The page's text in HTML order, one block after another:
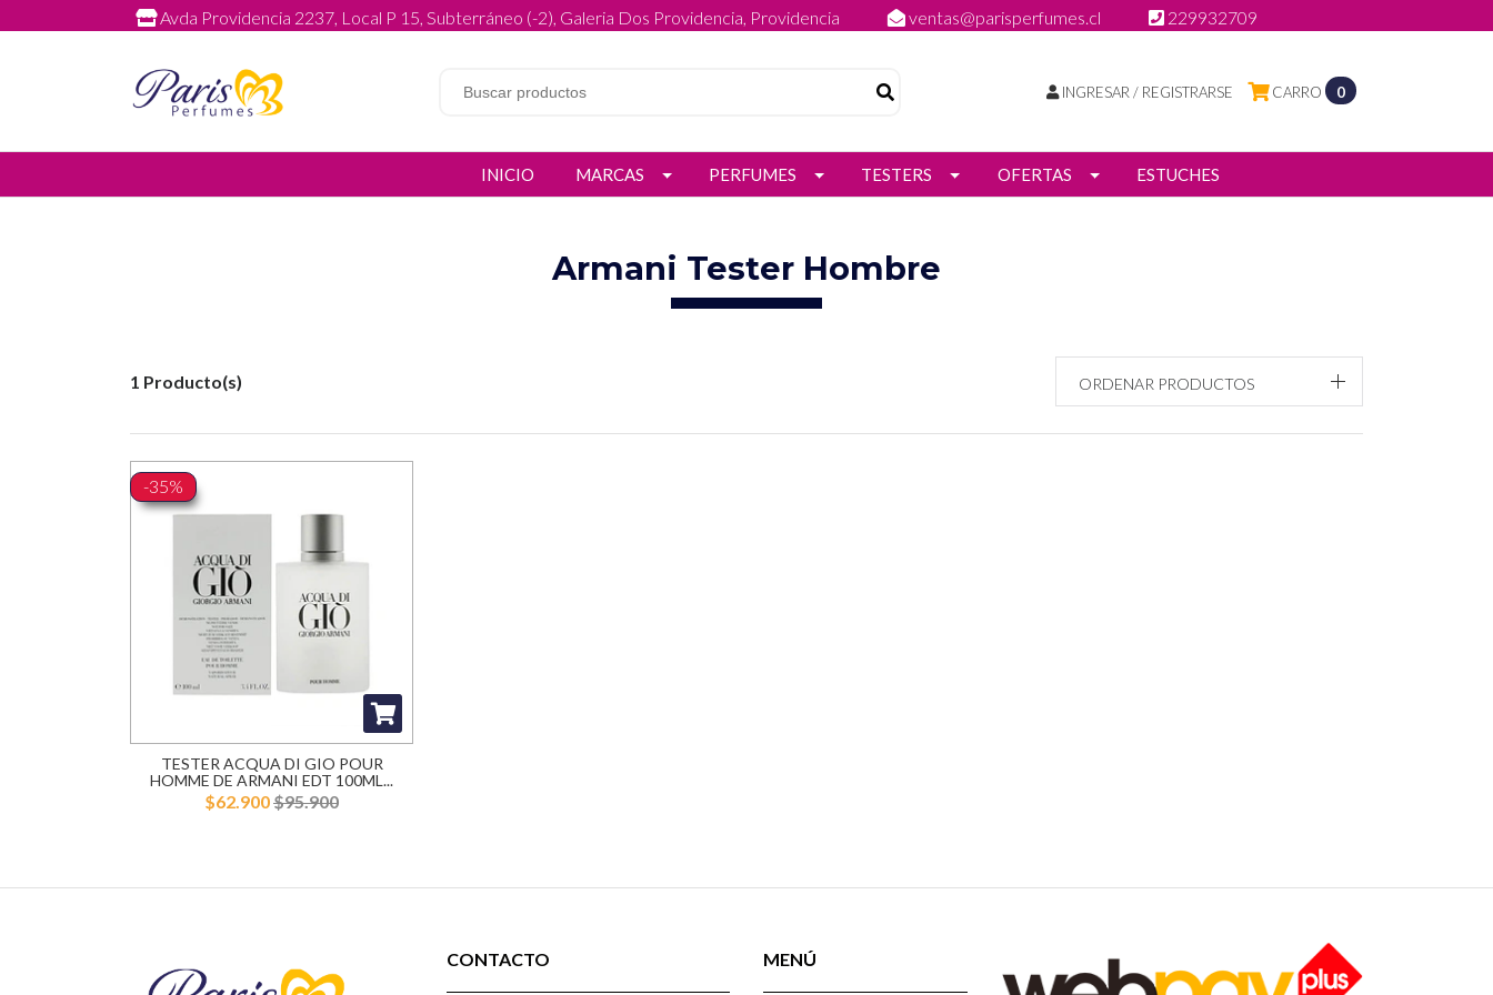
Avda Providencia 2237, Local P 15, Subterráneo (-2), Galeria Dos Providencia, Providencia ventas@parisperfumes.cl 229932709
CARRO 0
INGRESAR / REGISTRARSE
INICIO MARCAS PERFUMES TESTERS OFERTAS ESTUCHES
Armani Tester Hombre
1 Producto(s) ORDENAR PRODUCTOS
-35%
TESTER ACQUA DI GIO POUR
HOMME DE ARMANI EDT 100ML...
$62.900$95.900
CONTACTO MENÚ